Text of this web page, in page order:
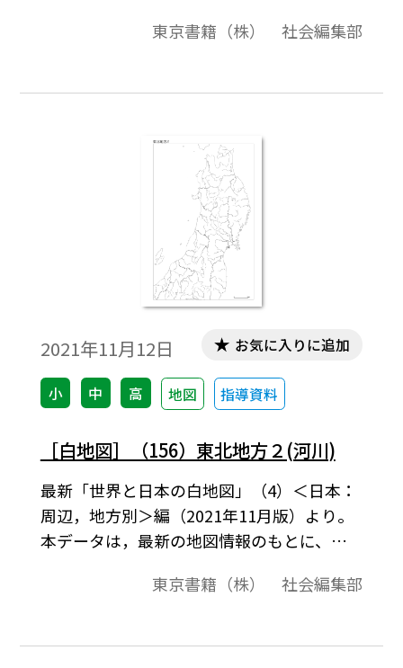
ト作成やワークシート作成などで，自由に
東京書籍（株） 社会編集部
2021年11月12日
小 中 高 地図 指導資料
お気に入りに追加
［白地図］（156）東北地方２(河川)
最新「世界と日本の白地図」（4）＜日本：
周辺，地方別＞編（2021年11月版）より。
本データは，最新の地図情報のもとに、高
ト作成やワークシート作成などで，自由に
東京書籍（株） 社会編集部